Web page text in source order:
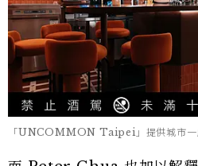
「UNCOMMON Taipei」提供城市一